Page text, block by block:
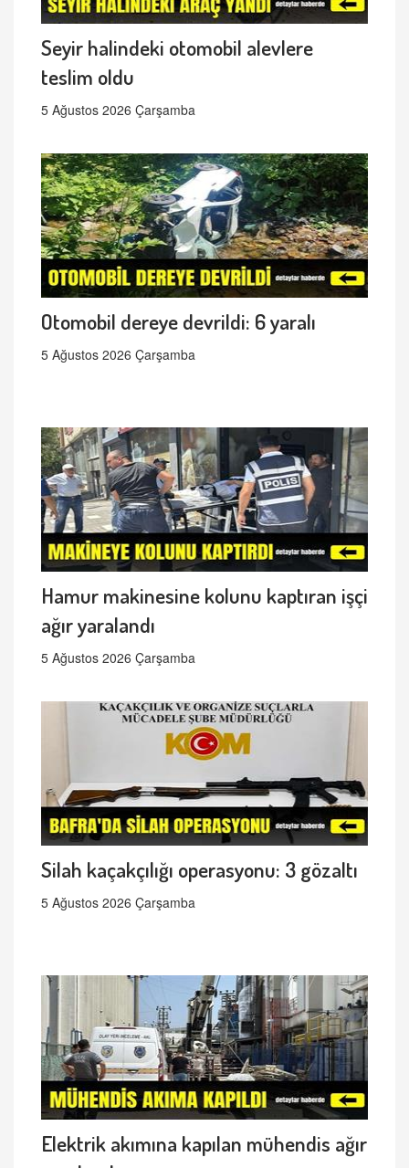
Seyir halindeki otomobil alevlere
teslim oldu
5 Ağustos 2026 Çarşamba
Otomobil dereye devrildi: 6 yaralı
5 Ağustos 2026 Çarşamba
Hamur makinesine kolunu kaptıran işçi
ağır yaralandı
5 Ağustos 2026 Çarşamba
Silah kaçakçılığı operasyonu: 3 gözaltı
5 Ağustos 2026 Çarşamba
Elektrik akımına kapılan mühendis ağır